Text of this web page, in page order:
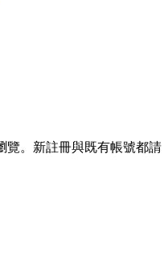
覽。新註冊與既有帳號都請